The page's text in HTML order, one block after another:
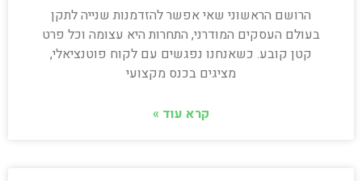
הרושם הראשוני שאי אפשר להזדמנות שנייה לתקן
בעולם העסקים המודרני, התחרות היא עצומה וכל פרט
קטן קובע. כשאנחנו נפגשים עם לקוח פוטנציאלי,
מציגים בכנס מקצועי
קרא עוד »